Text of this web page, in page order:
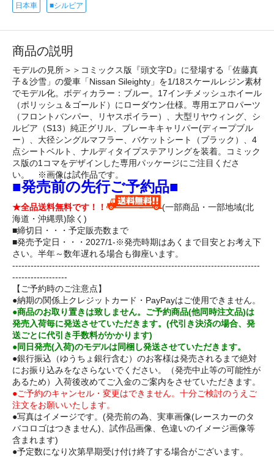
日本車 ■シルビア
商品の説明
モデルの見所＞＞コミックス版『頭文字D』に登場する「佐藤真
子＆沙雪」の愛車「Nissan Sileighty」を1/18スケールレジン素材
でモデル化。ボディカラー：ブルー。17インチメッシュホイール
（ポリッシュ＆ゴールド）にローダウン仕様。専用エアロパーツ
（フロントバンパー、リヤスポイラー）、大型リヤウィング、シ
ルビア（S13）純正グリル、ブレーキキャリパー(ディープブル
ー）、大径シングルマフラー、バケットシート（ブラック）、4
点シートベルト、ナルディタイプステアリングを装着。コミック
ス版の1コマをデザインした専用パッケージにご注目くださ
い。 ※画像は試作品です。
■発売前の先行ご予約品■
★全品送料無料です！！
(一部商品・一部地域(北
海道・沖縄県)除く)
■締切日・・・予定販売数まで
■発売予定日・・・2027/1-※発売時期はあくまで目安とお考え下
さい。半年～数年遅れる場合も御座います。
---------------------------------------------------------------------------------
------------------
【ご予約時のご注意点】
●納期の関係上クレジットカード・PayPayはご使用できません。
●商品のお取り置きは致しません。ご予約商品(他同時注文品)は
発売入荷毎に発送させていただきます。(代引き決済の場合、発
送ごとに代引き手数料がかかります)
●同日発売(入荷)のモデルは同梱し発送させていただきます。
●銀行振込（ゆうちょ銀行含む）のお客様は発売されるまで絶対
にお振り込みをなさらないでください。（発売中止等の可能性が
あるため）入荷後改めてご入金のご案内をさせていただきます。
●ご予約のキャンセル・変更はできません。十分ご検討のうえご
注文をお願いいたします。
●写真はイメージです。(発売前の為、実車画像(レースカーのタ
バコロゴはつきません)、試作品画像、色違いのイメージ画像等
含まれます)
●予定数になり次第早期受け付け終了する場合がございます。